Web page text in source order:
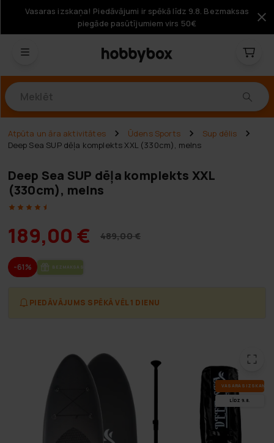
Vasaras izskaņa! Piedāvājumi ir spēkā līdz 9.8. Bezmaksas
piegāde pasūtījumiem virs 50€
Atpūta un āra aktivitātes Ūdens Sports
Sup dēlis
Deep Sea SUP dēļa komplekts XXL (330cm), melns
Deep Sea SUP dēļa komplekts XXL
(330cm), melns
189,00 € 489,00 €
-61% BEZ­MAK­SAS PIE­GĀ­DE
PIEDĀVĀJUMS SPĒKĀ VĒL 1 DIENU
VA­SA­RAS IZ­SKA­ŅA
LĪDZ 9.8.